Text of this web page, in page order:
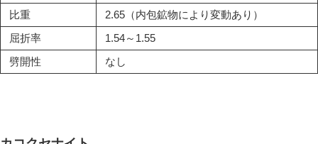
比重
2.65（内包鉱物により変動あり）
屈折率
1.54～1.55
劈開性
なし